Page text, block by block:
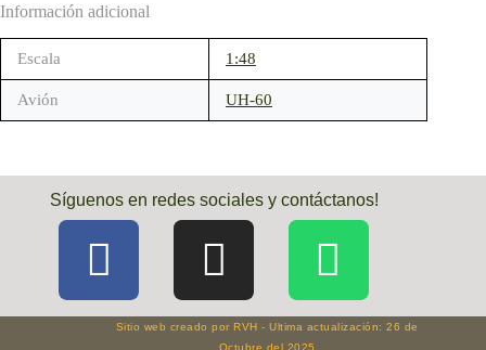
Información adicional
Escala 1:48
Avión UH-60
Síguenos en redes sociales y contáctanos!
Sitio web creado por RVH - Ultima actualización: 26 de
Octubre del 2025